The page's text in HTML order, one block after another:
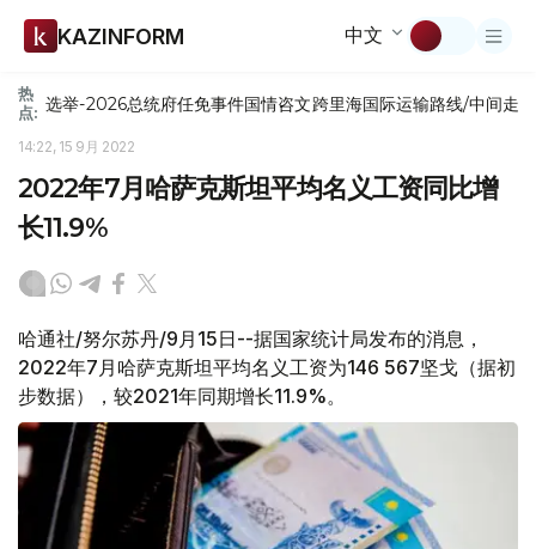
KAZINFORM 中文
热
点: 选举-2026总统府任免事件国情咨文跨里海国际运输路线/中间走廊
14:22, 15 9月 2022
2022年7月哈萨克斯坦平均名义工资同比增
长11.9%
哈通社/努尔苏丹/9月15日--据国家统计局发布的消息，
2022年7月哈萨克斯坦平均名义工资为146 567坚戈（据初
步数据），较2021年同期增长11.9%。